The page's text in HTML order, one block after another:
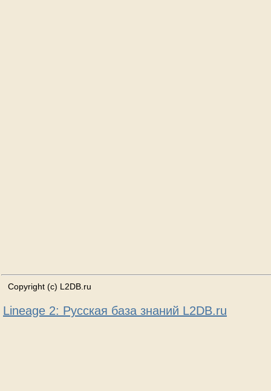
Copyright (c) L2DB.ru
Lineage 2: Русская база знаний L2DB.ru